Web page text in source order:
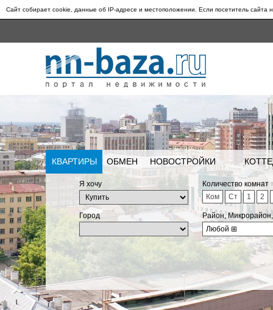
Сайт собирает cookie, данные об IP-адресе и местоположении. Если посетитель сайта
КВАРТИРЫ ОБМЕН НОВОСТРОЙКИ
Я хочу
Количество комнат
Ком
Ст 1 2
Город
Район,
Любой ⊞